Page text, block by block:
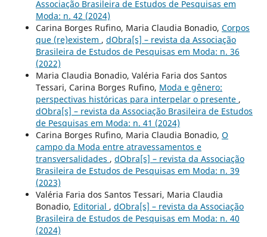
Associação Brasileira de Estudos de Pesquisas em
Moda: n. 42 (2024)
Carina Borges Rufino, Maria Claudia Bonadio, Corpos
que (re)existem , dObra[s] – revista da Associação
Brasileira de Estudos de Pesquisas em Moda: n. 36
(2022)
Maria Claudia Bonadio, Valéria Faria dos Santos
Tessari, Carina Borges Rufino, Moda e gênero:
perspectivas históricas para interpelar o presente ,
dObra[s] – revista da Associação Brasileira de Estudos
de Pesquisas em Moda: n. 41 (2024)
Carina Borges Rufino, Maria Claudia Bonadio, O
campo da Moda entre atravessamentos e
transversalidades , dObra[s] – revista da Associação
Brasileira de Estudos de Pesquisas em Moda: n. 39
(2023)
Valéria Faria dos Santos Tessari, Maria Claudia
Bonadio, Editorial , dObra[s] – revista da Associação
Brasileira de Estudos de Pesquisas em Moda: n. 40
(2024)